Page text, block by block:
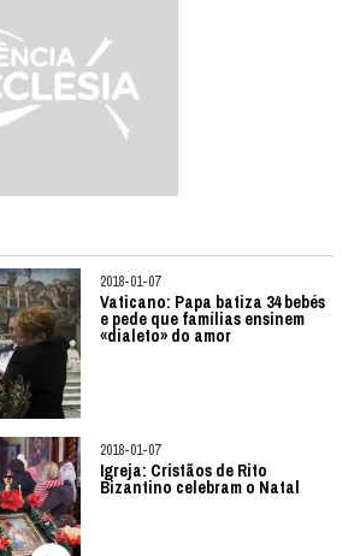
2018-01-07
Vaticano: Papa batiza 34 bebés
e pede que famílias ensinem
«dialeto» do amor
2018-01-07
Igreja: Cristãos de Rito
Bizantino celebram o Natal